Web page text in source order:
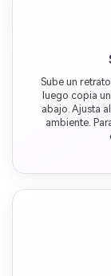
Sube un
luego copia
abajo. Ajusta
ambiente.